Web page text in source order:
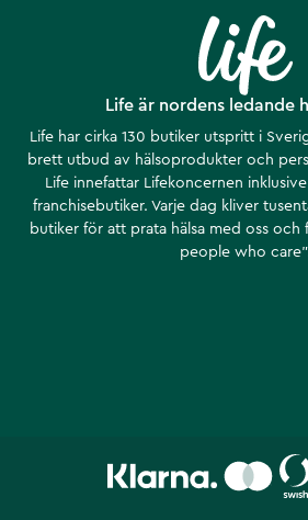
Life är nordens ledande
Life har cirka 130 butiker utspritt i
brett utbud av hälsoprodukter och
Life innefattar Lifekoncernen
franchisebutiker. Varje dag kliver
butiker för att prata hälsa med oss och
people who